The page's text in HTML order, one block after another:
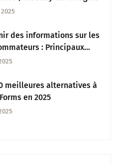
2025
des informations sur les
: Principaux
pour 2025 et au-
meilleures alternatives à
en 2025